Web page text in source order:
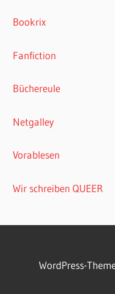
Bookrix
Fanfiction
Büchereule
Netgalley
Vorablesen
Wir schreiben QUEER
WordPress-